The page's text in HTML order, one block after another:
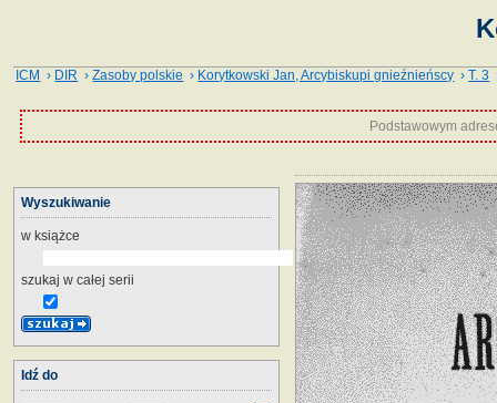
ICM › DIR ›Zasoby polskie › Korytkowski Jan, Arcybiskupi gnieźnieńscy ›T. 3
Podstawowym
Wyszukiwanie
w książce
szukaj w całej serii
Idź do